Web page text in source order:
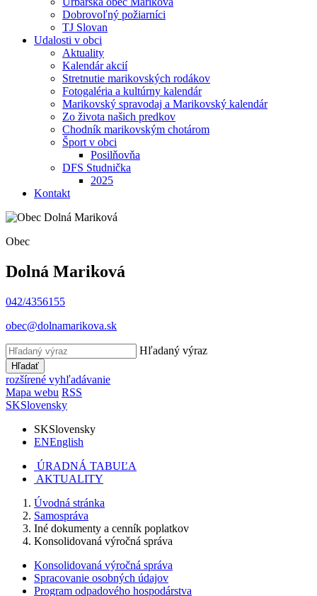
Dobrovoľný požiarníci
TJ Slovan
Udalosti v obci
Aktuality
Kalendár akcií
Stretnutie marikovských rodákov
Fotogaléria a kultúrny kalendár
Marikovský spravodaj a Marikovský kalendár
Zo života našich predkov
Chodník marikovským chotárom
Šport v obci
Posilňovňa
DFS Studnička
2025
Kontakt
Obec
Dolná Mariková
042/4356155
obec@dolnamarikova.sk
Hľadaný výraz
Hľadať
rozšírené vyhľadávanie
Mapa webu RSS
SKSlovensky
SKSlovensky
ENEnglish
ÚRADNÁ TABUĽA
AKTUALITY
Úvodná stránka
Samospráva
Iné dokumenty a cenník poplatkov
Konsolidovaná výročná správa
Konsolidovaná výročná správa
Spracovanie osobných údajov
Program odpadového hospodárstva